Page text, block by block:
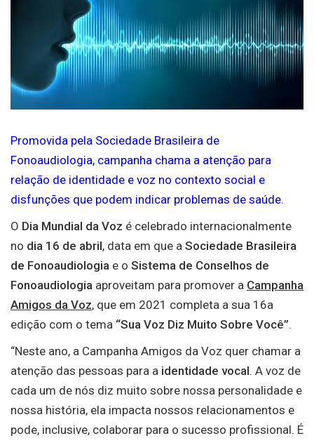
Promovida pela Sociedade Brasileira de
Fonoaudiologia, campanha chama a atenção para
relação de identidade e voz no contexto social e
disfunções que podem indicar problemas de saúde.
O Dia Mundial da Voz é celebrado internacionalmente
no dia 16 de abril, data em que a Sociedade Brasileira
de Fonoaudiologia e o Sistema de Conselhos de
Fonoaudiologia aproveitam para promover a Campanha
Amigos da Voz, que em 2021 completa a sua 16a
edição com o tema “Sua Voz Diz Muito Sobre Você”.
“Neste ano, a Campanha Amigos da Voz quer chamar a
atenção das pessoas para a identidade vocal. A voz de
cada um de nós diz muito sobre nossa personalidade e
nossa história, ela impacta nossos relacionamentos e
pode, inclusive, colaborar para o sucesso profissional. É